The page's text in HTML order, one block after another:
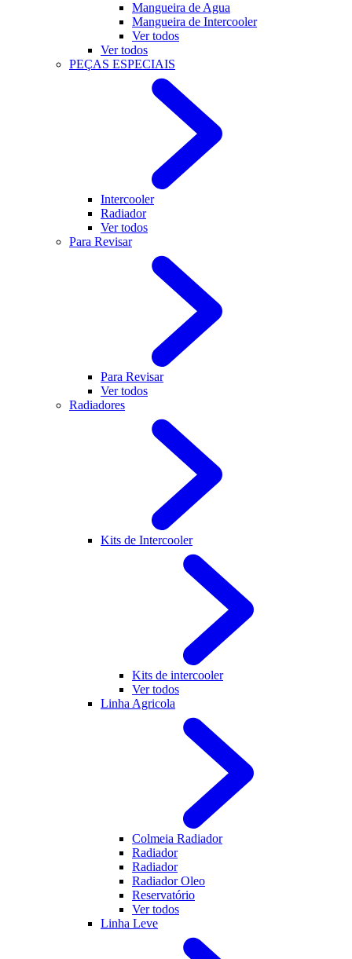
Mangueira de Agua
Mangueira de Intercooler
Ver todos
Ver todos
PEÇAS ESPECIAIS
Intercooler
Radiador
Ver todos
Para Revisar
Para Revisar
Ver todos
Radiadores
Kits de Intercooler
Kits de intercooler
Ver todos
Linha Agricola
Colmeia Radiador
Radiador
Radiador
Radiador Oleo
Reservatório
Ver todos
Linha Leve